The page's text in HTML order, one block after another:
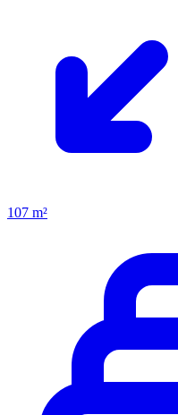
107 m²